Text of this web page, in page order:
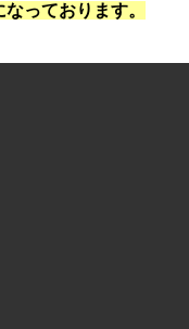
っております。